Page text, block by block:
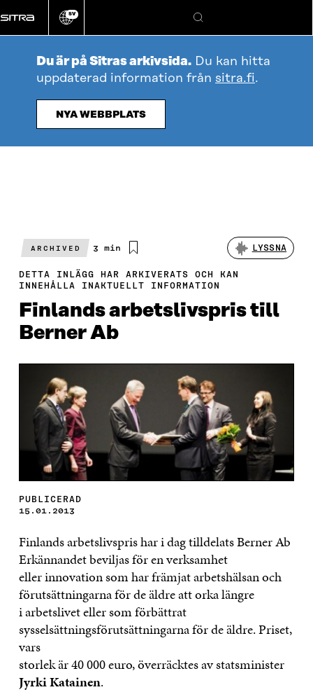
direkt
till
Ändra
språk
SV
Sök
Du är på Sitras arkivsida. Du kan hitta
uppdaterad information från sitra.fi.
NYA WEBBPLATS
ARCHIVED
Beräknad
3 min LYSSNA
DETTA INLÄGG HAR ARKIVERATS OCH KAN
INNEHÅLLA INAKTUELLT INFORMATION
Finlands arbetslivspris till
Berner Ab
PUBLICERAD
15.01.2013
Finlands arbetslivspris har i dag tilldelats Berner Ab
Erkännandet beviljas för en verksamhet
eller innovation som har främjat arbetshälsan och
förutsättningarna för de äldre att orka längre
i arbetslivet eller som förbättrat
sysselsättningsförutsättningarna för de äldre. Priset,
vars
storlek är 40 000 euro, överräcktes av statsminister
Jyrki Katainen.